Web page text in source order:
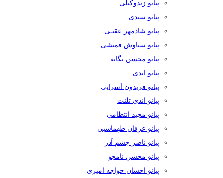
پیانو زندوکیلی
پیانو سندی
پیانو شادمهر عقیلی
پیانو سیاوش قمیشی
پیانو محسن یگانه
پیانو اندی
پیانو فریدون آسرایی
پیانو اندی تلنت
پیانو مجید انتظامی
پیانو عرفان طهماسبی
پیانو ناصر چشم آذر
پیانو محسن نامجو
پیانو احسان خواجه امیری